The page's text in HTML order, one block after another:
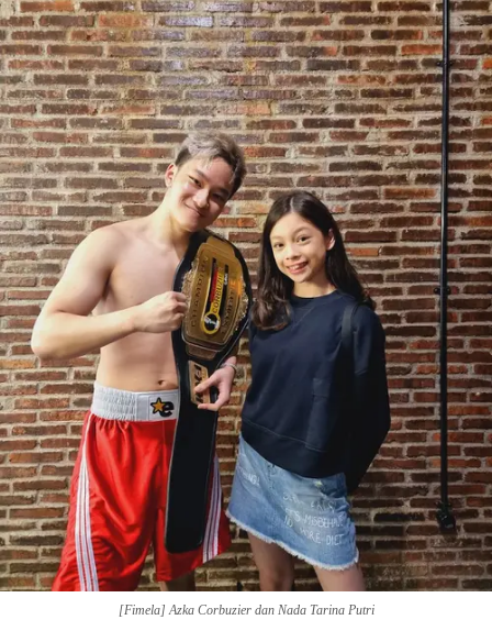
[Fimela] Azka Corbuzier dan Nada Tarina Putri